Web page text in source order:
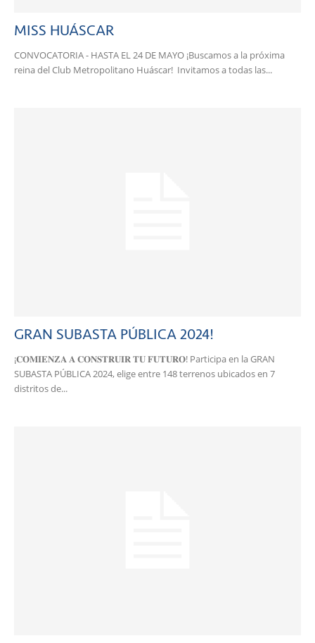
MISS HUÁSCAR
CONVOCATORIA - HASTA EL 24 DE MAYO ¡Buscamos a la próxima
reina del Club Metropolitano Huáscar! Invitamos a todas las...
GRAN SUBASTA PÚBLICA 2024!
¡𝐂𝐎𝐌𝐈𝐄𝐍𝐙𝐀 𝐀 𝐂𝐎𝐍𝐒𝐓𝐑𝐔𝐈𝐑 𝐓𝐔 𝐅𝐔𝐓𝐔𝐑𝐎! Participa en la GRAN
SUBASTA PÚBLICA 2024, elige entre 148 terrenos ubicados en 7
distritos de...